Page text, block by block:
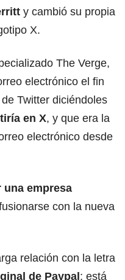
y cambió su propia
X.
The Verge,
electrónico el fin
Twitter diciéndoles
en X, y que era la
electrónico desde
una empresa
con la nueva
relación con la letra
de Paypal; está